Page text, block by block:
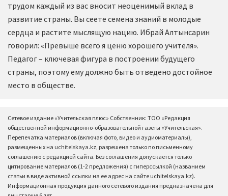
трудом каждый из вас вносит неоценимый вклад в
развитие страны. Вы сеете семена знаний в молодые
сердца и растите мыслящую нацию. Ибрай Алтынсарин
говорил: «Превыше всего я ценю хорошего учителя».
Педагог – ключевая фигура в построении будущего
страны, поэтому ему должно быть отведено достойное
место в обществе.
Сетевое издание «Учительская плюс» Собственник: ТОО «Редакция
общественной информационно-образовательной газеты «Учительская».
Перепечатка материалов (включая фото, видео и аудиоматериалы),
размещенных на uchitelskaya.kz, разрешена только по письменному
соглашению с редакцией сайта. Без соглашения допускается только
цитирование материалов (1-2 предложения) с гиперссылкой (названием
статьи в виде активной ссылки на ее адрес на сайте uchitelskaya.kz).
Информационная продукция данного сетевого издания предназначена для